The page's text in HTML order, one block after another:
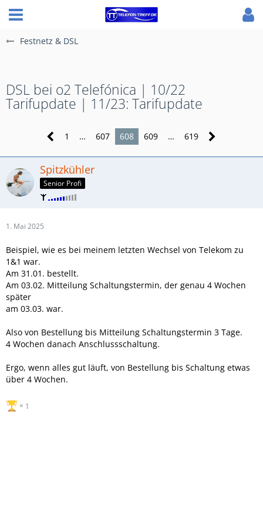
Festnetz & DSL
DSL bei o2 Telefónica | 10/22
Tarifupdate | 11/23: Tarifupdate
1 … 607 608 609 … 619
Spitzkühler
Senior Profi
1. Mai 2025
Beispiel, wie es bei meinem letzten Wechsel von Telekom zu
1&1 war.
Am 31.01. bestellt.
Am 03.02. Mitteilung Schaltungstermin, der genau 4 Wochen
später
am 03.03. war.
Also von Bestellung bis Mitteilung Schaltungstermin 3 Tage.
4 Wochen danach Anschlussschaltung.
Ergo, wenn alles gut läuft, von Bestellung bis Schaltung etwas
über 4 Wochen.
1